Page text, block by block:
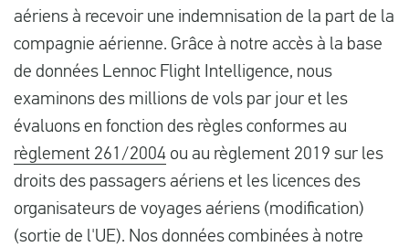
aériens à recevoir une indemnisation de la part de la
compagnie aérienne. Grâce à notre accès à la base
de données Lennoc Flight Intelligence, nous
examinons des millions de vols par jour et les
évaluons en fonction des règles conformes au
règlement 261/2004 ou au règlement 2019 sur les
droits des passagers aériens et les licences des
organisateurs de voyages aériens (modification)
(sortie de l'UE). Nos données combinées à notre